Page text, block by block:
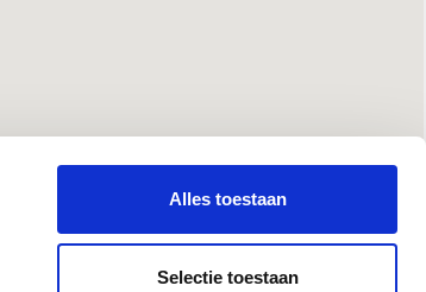
Alles toestaan
Selectie toestaan